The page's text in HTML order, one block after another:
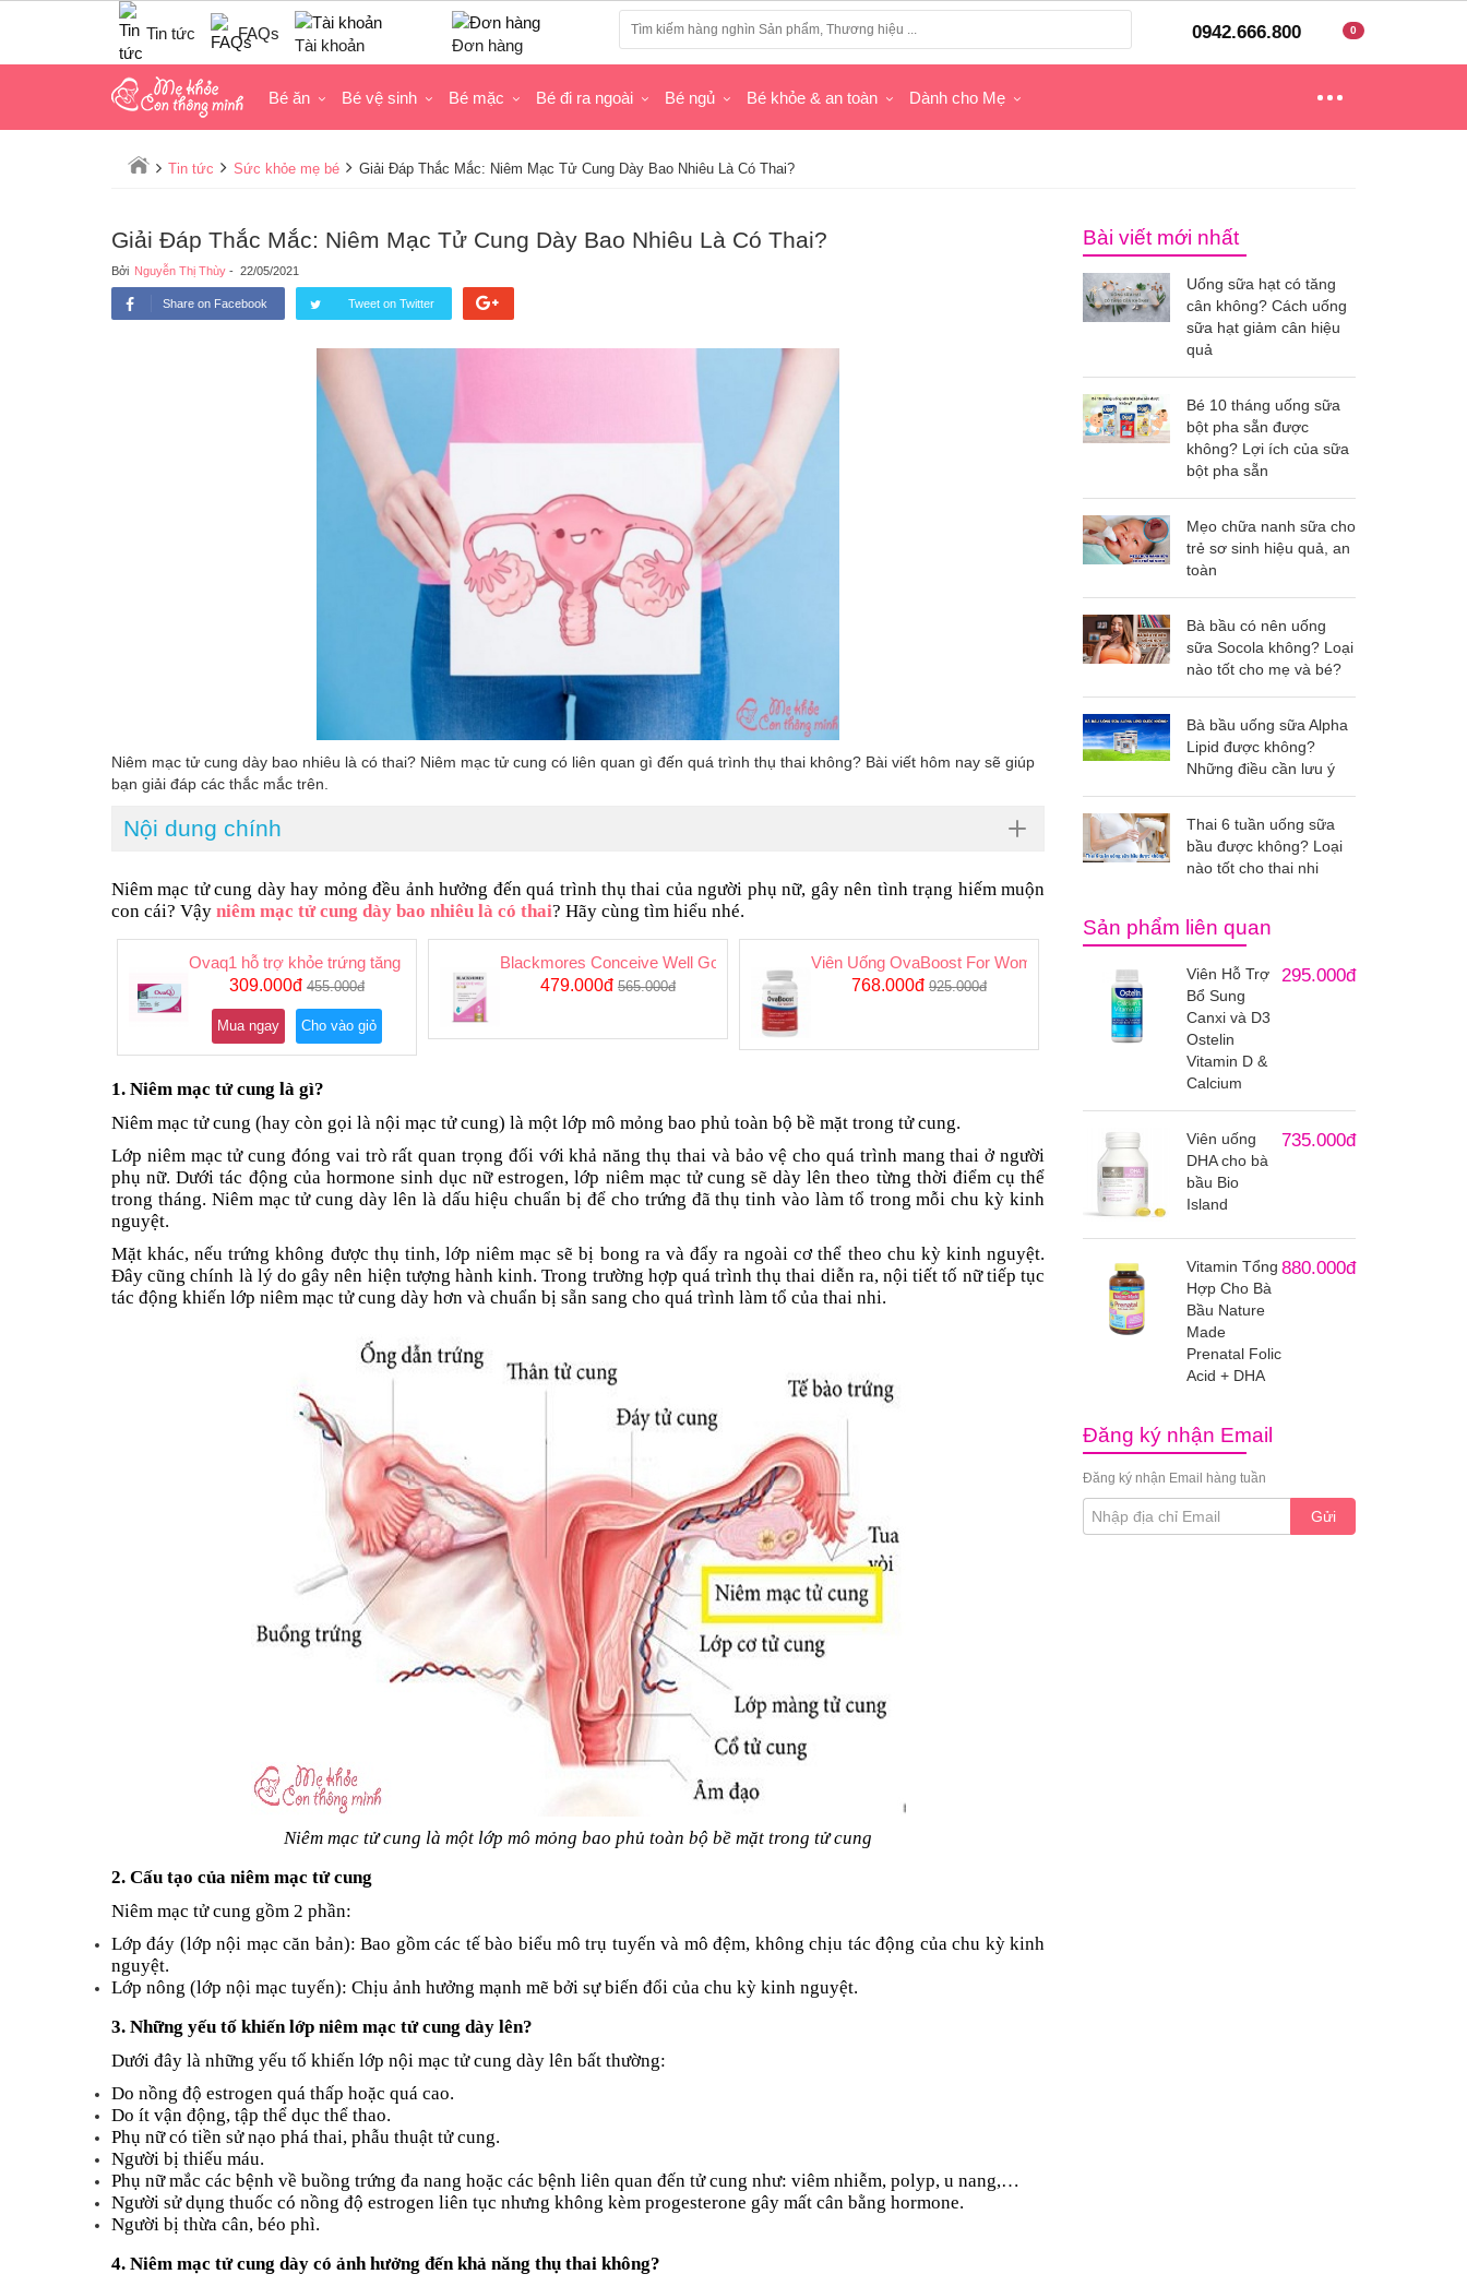
Tin tức FAQs
Tài khoản Đơn hàng
0942.666.800 0
Bé ăn Bé vệ sinh Bé mặc Bé đi ra ngoài Bé ngủ Bé khỏe & an toàn Dành cho Mẹ
Tin tức Sức khỏe mẹ bé Giải Đáp Thắc Mắc: Niêm Mạc Tử Cung Dày Bao Nhiêu Là Có Thai?
Giải Đáp Thắc Mắc: Niêm Mạc Tử Cung Dày Bao Nhiêu Là Có Thai?
Bởi Nguyễn Thị Thùy - 22/05/2021
Share on Facebook Tweet on Twitter
Niêm mạc tử cung dày bao nhiêu là có thai? Niêm mạc tử cung có liên quan gì đến quá trình thụ thai không? Bài viết hôm nay sẽ giúp
bạn giải đáp các thắc mắc trên.
Nội dung chính
Niêm mạc tử cung dày hay mỏng đều ảnh hưởng đến quá trình thụ thai của người phụ nữ, gây nên tình trạng hiếm muộn
con cái? Vậy niêm mạc tử cung dày bao nhiêu là có thai? Hãy cùng tìm hiểu nhé.
Ovaq1 hỗ trợ khỏe trứng tăng khả năng mang thai tự nhiên
309.000đ 455.000đ
Mua ngay Cho vào giỏ
Blackmores Conceive Well Gold - Viên Uống Hỗ Trợ Tăng Khả Năng Thụ Thai Của Úc
479.000đ 565.000đ
Viên Uống OvaBoost For Women Cho Nữ Giới
768.000đ 925.000đ
1. Niêm mạc tử cung là gì?
Niêm mạc tử cung (hay còn gọi là nội mạc tử cung) là một lớp mô mỏng bao phủ toàn bộ bề mặt trong tử cung.
Lớp niêm mạc tử cung đóng vai trò rất quan trọng đối với khả năng thụ thai và bảo vệ cho quá trình mang thai ở người
phụ nữ. Dưới tác động của hormone sinh dục nữ estrogen, lớp niêm mạc tử cung sẽ dày lên theo từng thời điểm cụ thể
trong tháng. Niêm mạc tử cung dày lên là dấu hiệu chuẩn bị để cho trứng đã thụ tinh vào làm tổ trong mỗi chu kỳ kinh
nguyệt.
Mặt khác, nếu trứng không được thụ tinh, lớp niêm mạc sẽ bị bong ra và đẩy ra ngoài cơ thể theo chu kỳ kinh nguyệt.
Đây cũng chính là lý do gây nên hiện tượng hành kinh. Trong trường hợp quá trình thụ thai diễn ra, nội tiết tố nữ tiếp tục
tác động khiến lớp niêm mạc tử cung dày hơn và chuẩn bị sẵn sang cho quá trình làm tổ của thai nhi.
Niêm mạc tử cung là một lớp mô mỏng bao phủ toàn bộ bề mặt trong tử cung
2. Cấu tạo của niêm mạc tử cung
Niêm mạc tử cung gồm 2 phần:
Lớp đáy (lớp nội mạc căn bản): Bao gồm các tế bào biểu mô trụ tuyến và mô đệm, không chịu tác động của chu kỳ kinh
nguyệt.
Lớp nông (lớp nội mạc tuyến): Chịu ảnh hưởng mạnh mẽ bởi sự biến đổi của chu kỳ kinh nguyệt.
3. Những yếu tố khiến lớp niêm mạc tử cung dày lên?
Dưới đây là những yếu tố khiến lớp nội mạc tử cung dày lên bất thường:
Do nồng độ estrogen quá thấp hoặc quá cao.
Do ít vận động, tập thể dục thể thao.
Phụ nữ có tiền sử nạo phá thai, phẫu thuật tử cung.
Người bị thiếu máu.
Phụ nữ mắc các bệnh về buồng trứng đa nang hoặc các bệnh liên quan đến tử cung như: viêm nhiễm, polyp, u nang,…
Người sử dụng thuốc có nồng độ estrogen liên tục nhưng không kèm progesterone gây mất cân bằng hormone.
Người bị thừa cân, béo phì.
4. Niêm mạc tử cung dày có ảnh hưởng đến khả năng thụ thai không?
Bài viết mới nhất
Uống sữa hạt có tăng
cân không? Cách uống
sữa hạt giảm cân hiệu
quả
Bé 10 tháng uống sữa
bột pha sẵn được
không? Lợi ích của sữa
bột pha sẵn
Mẹo chữa nanh sữa cho
trẻ sơ sinh hiệu quả, an
toàn
Bà bầu có nên uống
sữa Socola không? Loại
nào tốt cho mẹ và bé?
Bà bầu uống sữa Alpha
Lipid được không?
Những điều cần lưu ý
Thai 6 tuần uống sữa
bầu được không? Loại
nào tốt cho thai nhi
Sản phẩm liên quan
Viên Hỗ Trợ
Bổ Sung
Canxi và D3
Ostelin
Vitamin D &
Calcium
295.000đ
Viên uống
DHA cho bà
bầu Bio
Island
735.000đ
Vitamin Tổng
Hợp Cho Bà
Bầu Nature
Made
Prenatal Folic
Acid + DHA
880.000đ
Đăng ký nhận Email
Đăng ký nhận Email hàng tuần
Gửi